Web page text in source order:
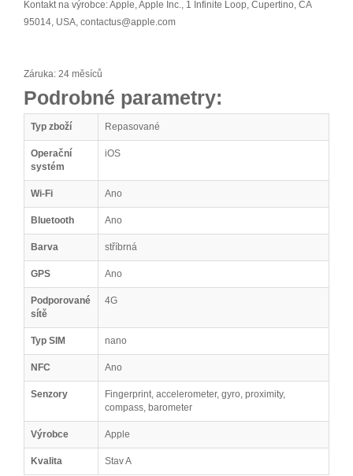
Kontakt na výrobce: Apple, Apple Inc., 1 Infinite Loop, Cupertino, CA
95014, USA, contactus@apple.com
Záruka: 24 měsíců
Podrobné parametry:
Typ zboží Repasované
Operační
systém
iOS
Wi-Fi Ano
Bluetooth Ano
Barva stříbrná
GPS Ano
Podporované
sítě
4G
Typ SIM nano
NFC Ano
Senzory
Fingerprint, accelerometer, gyro, proximity,
compass, barometer
Výrobce Apple
Kvalita Stav A